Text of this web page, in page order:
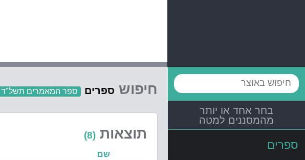
בחר אחד או יותר
מהמסננים למטה
ספרים
חיפוש ספרים ספר המאמרים תשל"ד
תוצאות (8)
שם